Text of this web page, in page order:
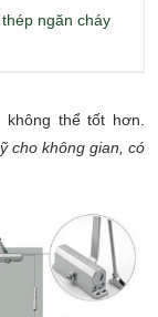
ngăn cháy
thể tốt hơn.
cho không gian, có